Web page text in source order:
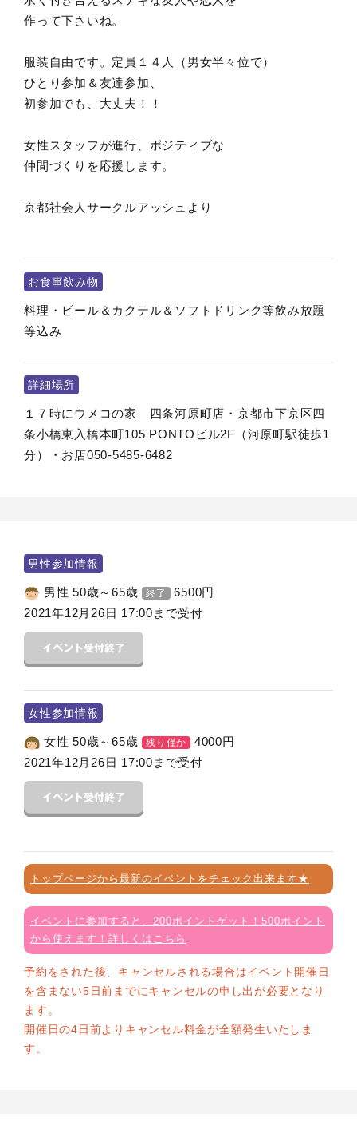
作って下さいね。
服装自由です。定員１４人（男女半々位で）
ひとり参加＆友達参加、
初参加でも、大丈夫！！
女性スタッフが進行、ポジティブな
仲間づくりを応援します。
京都社会人サークルアッシュより
お食事飲み物
料理・ビール＆カクテル＆ソフトドリンク等飲み放題
等込み
詳細場所
１７時にウメコの家 四条河原町店・京都市下京区四
条小橋東入橋本町105 PONTOビル2F（河原町駅徒歩1
分）・お店050-5485-6482
男性参加情報
男性 50歳～65歳 終了 6500円
2021年12月26日 17:00まで受付
女性参加情報
女性 50歳～65歳 残り僅か 4000円
2021年12月26日 17:00まで受付
トップページから最新のイベントをチェック出来ます★
イベントに参加すると、200ポイントゲット！500ポイント
から使えます！詳しくはこちら
予約をされた後、キャンセルされる場合はイベント開催日
を含まない5日前までにキャンセルの申し出が必要となり
ます。
開催日の4日前よりキャンセル料金が全額発生いたしま
す。